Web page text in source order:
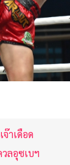
าเดือด
ลอุซเบฯ